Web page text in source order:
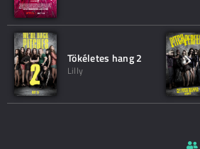
Tökéletes hang 2
Lilly